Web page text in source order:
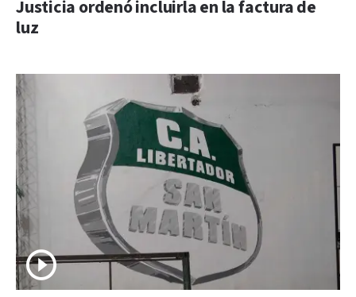
Justicia ordenó incluirla en la factura de
luz